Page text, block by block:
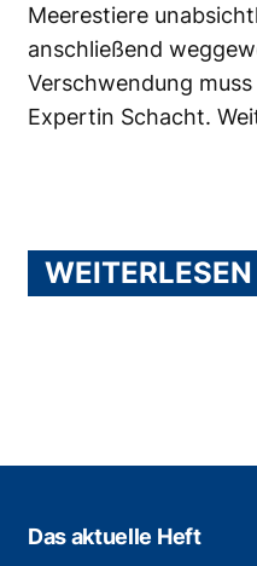
Meerestiere
anschließend
Verschwendung
Expertin Schacht.
WEITERLESEN
Das aktuelle Heft